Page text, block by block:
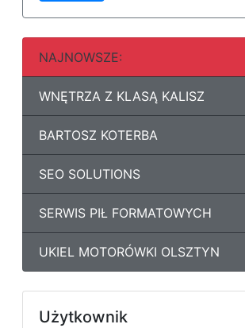
NAJNOWSZE:
WNĘTRZA Z KLASĄ KALISZ
BARTOSZ KOTERBA
SEO SOLUTIONS
SERWIS PIŁ FORMATOWYCH
UKIEL MOTORÓWKI OLSZTYN
Użytkownik